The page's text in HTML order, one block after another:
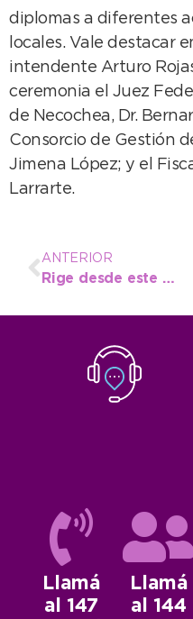
diplomas a diferentes
locales. Vale destacar
intendente Arturo
ceremonia el Juez
de Necochea, Dr.
Consorcio de Gestión
Jimena López; y el
Larrarte.
ANTERIOR
Rige desde este miércoles la nueva tarifa del transporte público
Llamá
al 147
Llamá
al 144